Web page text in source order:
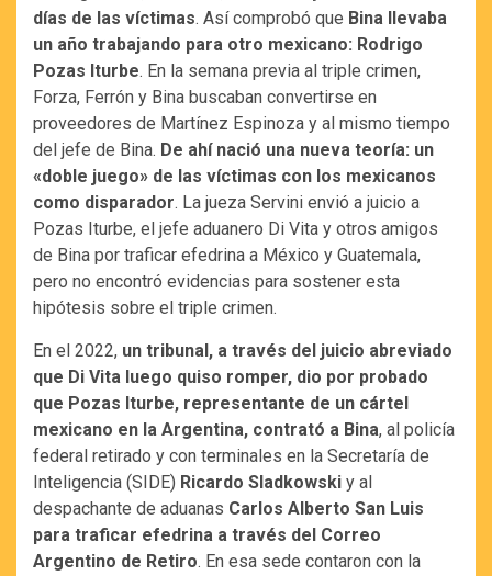
días de las víctimas. Así comprobó que Bina llevaba
un año trabajando para otro mexicano: Rodrigo
Pozas Iturbe. En la semana previa al triple crimen,
Forza, Ferrón y Bina buscaban convertirse en
proveedores de Martínez Espinoza y al mismo tiempo
del jefe de Bina. De ahí nació una nueva teoría: un
«doble juego» de las víctimas con los mexicanos
como disparador. La jueza Servini envió a juicio a
Pozas Iturbe, el jefe aduanero Di Vita y otros amigos
de Bina por traficar efedrina a México y Guatemala,
pero no encontró evidencias para sostener esta
hipótesis sobre el triple crimen.
En el 2022, un tribunal, a través del juicio abreviado
que Di Vita luego quiso romper, dio por probado
que Pozas Iturbe, representante de un cártel
mexicano en la Argentina, contrató a Bina, al policía
federal retirado y con terminales en la Secretaría de
Inteligencia (SIDE) Ricardo Sladkowski y al
despachante de aduanas Carlos Alberto San Luis
para traficar efedrina a través del Correo
Argentino de Retiro. En esa sede contaron con la